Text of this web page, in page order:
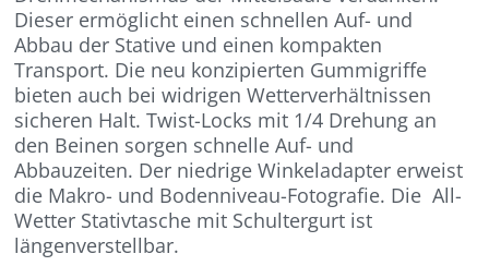
Dieser ermöglicht einen schnellen Auf- und
Abbau der Stative und einen kompakten
Transport. Die neu konzipierten Gummigriffe
bieten auch bei widrigen Wetterverhältnissen
sicheren Halt. Twist-Locks mit 1/4 Drehung an
den Beinen sorgen schnelle Auf- und
Abbauzeiten. Der niedrige Winkeladapter erweist
die Makro- und Bodenniveau-Fotografie. Die All-
Wetter Stativtasche mit Schultergurt ist
längenverstellbar.